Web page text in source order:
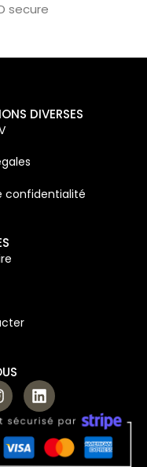
secure
DIVERSES
confidentialité